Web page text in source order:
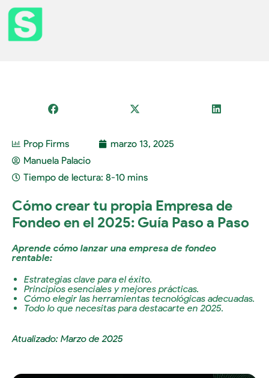
Prop Firms
marzo 13, 2025
Manuela Palacio
Tiempo de lectura: 8-10 mins
Cómo crear tu propia Empresa de
Fondeo en el 2025: Guía Paso a Paso
Aprende cómo lanzar una empresa de fondeo
rentable:
Estrategias clave para el éxito.
Principios esenciales y mejores prácticas.
Cómo elegir las herramientas tecnológicas adecuadas.
Todo lo que necesitas para destacarte en 2025.
Atualizado: Marzo de 2025